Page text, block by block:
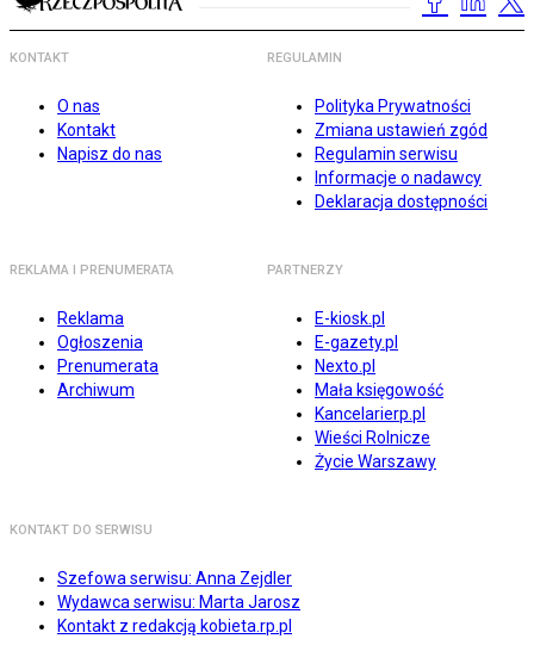
KONTAKT
O nas
Kontakt
Napisz do nas
REGULAMIN
Polityka Prywatności
Zmiana ustawień zgód
Regulamin serwisu
Informacje o nadawcy
Deklaracja dostępności
REKLAMA I PRENUMERATA
Reklama
Ogłoszenia
Prenumerata
Archiwum
PARTNERZY
E-kiosk.pl
E-gazety.pl
Nexto.pl
Mała księgowość
Kancelarierp.pl
Wieści Rolnicze
Życie Warszawy
KONTAKT DO SERWISU
Szefowa serwisu: Anna Zejdler
Wydawca serwisu: Marta Jarosz
Kontakt z redakcją kobieta.rp.pl